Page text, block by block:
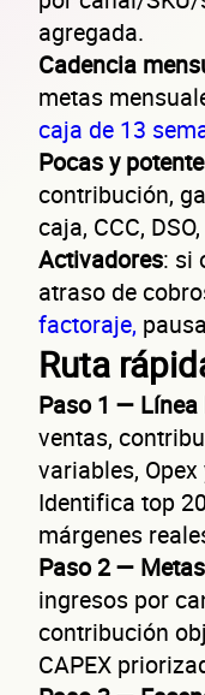
agregada.
Cadencia
metas
caja de 13
Pocas y
contribución,
caja, CCC,
Activadores: si
atraso de
factoraje,
Ruta
Paso 1 — Línea
ventas,
variables,
Identifica top
márgenes
Paso 2 —
ingresos por
contribución
CAPEX